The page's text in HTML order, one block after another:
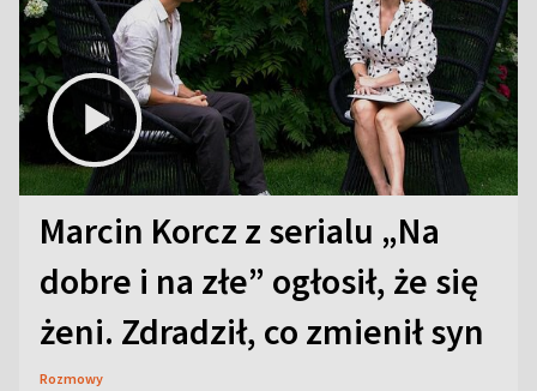
Marcin Korcz z serialu „Na
dobre i na złe” ogłosił, że się
żeni. Zdradził, co zmienił syn
Rozmowy